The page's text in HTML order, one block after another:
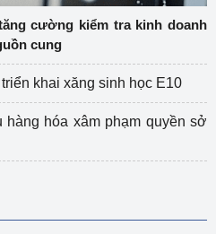
cường kiểm tra kinh doanh
cung
khai xăng sinh học E10
hàng hóa xâm phạm quyền sở